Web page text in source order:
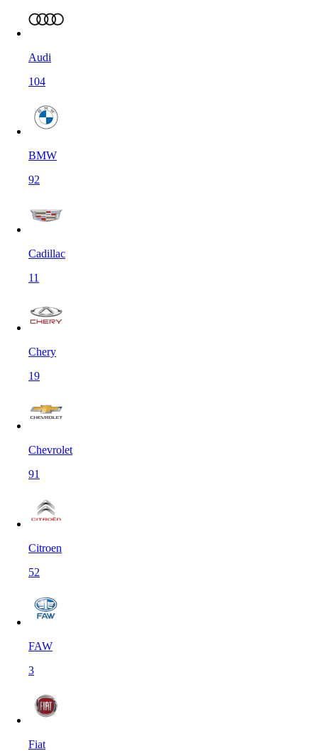
Audi
104
BMW
92
Cadillac
11
Chery
19
Chevrolet
91
Citroen
52
FAW
3
Fiat